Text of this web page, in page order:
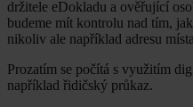
držitele eDokladu a ověřující
budeme mít kontrolu nad tím,
nikoliv ale například adresu
Prozatím se počítá s využitím
například řidičský průkaz.